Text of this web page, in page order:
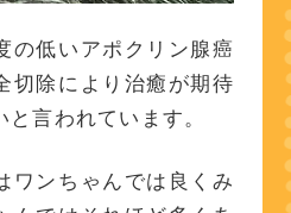
の低いアポクリン腺癌
切除により治癒が期待
言われています。
ワンちゃんでは良くみ